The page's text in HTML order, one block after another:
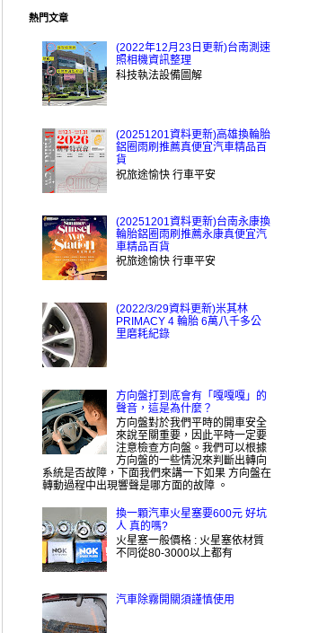
熱門文章
(2022年12月23日更新)台南測速
照相機資訊整理
科技執法設備圖解
(20251201資料更新)高雄換輪胎
鋁圈雨刷推薦真便宜汽車精品百
貨
祝旅途愉快 行車平安
(20251201資料更新)台南永康換
輪胎鋁圈雨刷推薦永康真便宜汽
車精品百貨
祝旅途愉快 行車平安
(2022/3/29資料更新)米其林
PRIMACY 4 輪胎 6萬八千多公
里磨耗紀錄
方向盤打到底會有「嘎嘎嘎」的
聲音，這是為什麼？
方向盤對於我們平時的開車安全
來說至關重要，因此平時一定要
注意檢查方向盤。我們可以根據
方向盤的一些情況來判斷出轉向
系統是否故障，下面我們來講一下如果 方向盤在
轉動過程中出現響聲是哪方面的故障 。
換一顆汽車火星塞要600元 好坑
人 真的嗎?
火星塞一般價格 : 火星塞依材質
不同從80-3000以上都有
汽車除霧開關須謹慎使用